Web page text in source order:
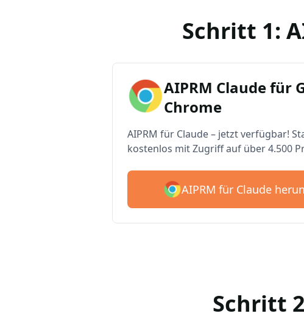
Schritt 1:
AIPRM Claude für
Chrome
AIPRM für Claude – jetzt verfügbar!
kostenlos mit Zugriff auf über 4.500
AIPRM für Claude
Schritt